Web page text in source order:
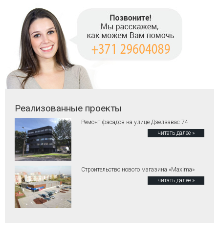
Реализованные проекты
Ремонт фасадов на улице Дзелзавас 74
читать далее »
Строительство нового магазина «Maxima»
читать далее »